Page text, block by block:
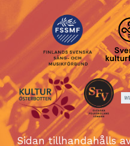
Sidan tillhandahålls